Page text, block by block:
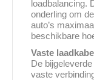
loadbalancing.
onderling om
auto’s
beschikbare
Vaste
De
vaste